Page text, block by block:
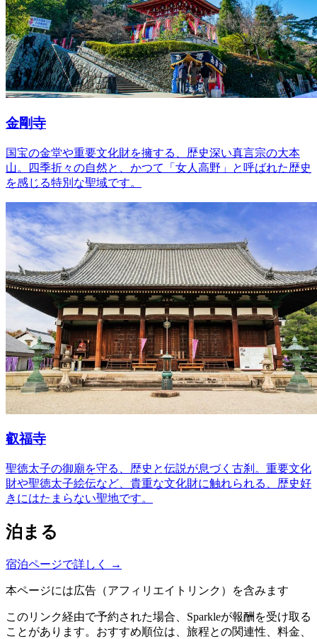
金剛寺
国宝の金堂や重要文化財を擁する、歴史深い真言宗の大本
山。四季折々の自然と、かつて「女人高野」と呼ばれた歴史
を感じる特別な聖域です。
叡福寺
聖徳太子の御廟を守る、歴史と伝説が息づく古刹。重要文化
財や聖徳太子絵伝など、貴重な文化財に触れられる、歴史好
きにはたまらない聖地です。
泊まる
宿泊ページで詳しく →
本ページには広告（アフィリエイトリンク）を含みます
このリンク経由で予約された場合、Sparkleが報酬を受け取る
ことがあります。おすすめ順位は、旅程との関連性、料金、